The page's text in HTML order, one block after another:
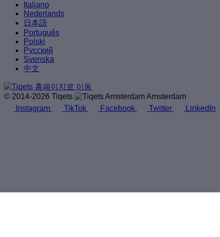
Italiano
Nederlands
日本語
Português
Polski
Русский
Svenska
中文
© 2014-2026 Tiqets
Amsterdam
Instagram
TikTok Facebook Twitter LinkedIn